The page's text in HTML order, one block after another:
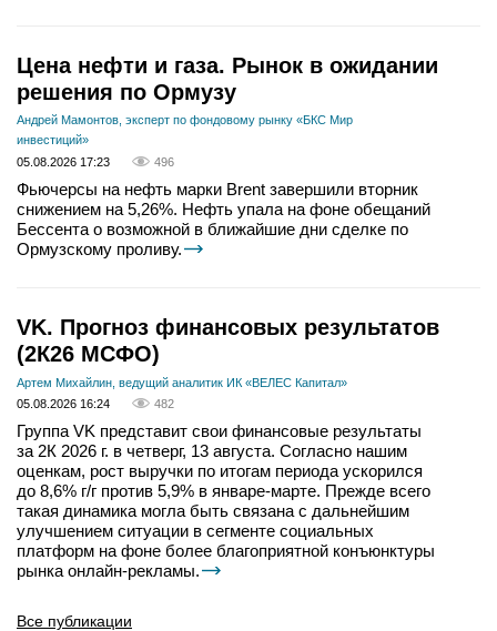
Цена нефти и газа. Рынок в ожидании
решения по Ормузу
Андрей Мамонтов, эксперт по фондовому рынку «БКС Мир
инвестиций»
05.08.2026 17:23
496
Фьючерсы на нефть марки Brent завершили вторник
снижением на 5,26%. Нефть упала на фоне обещаний
Бессента о возможной в ближайшие дни сделке по
Ормузскому проливу.
VK. Прогноз финансовых результатов
(2К26 МСФО)
Артем Михайлин, ведущий аналитик ИК «ВЕЛЕС Капитал»
05.08.2026 16:24
482
Группа VK представит свои финансовые результаты
за 2К 2026 г. в четверг, 13 августа. Согласно нашим
оценкам, рост выручки по итогам периода ускорился
до 8,6% г/г против 5,9% в январе-марте. Прежде всего
такая динамика могла быть связана с дальнейшим
улучшением ситуации в сегменте социальных
платформ на фоне более благоприятной конъюнктуры
рынка онлайн-рекламы.
Все публикации